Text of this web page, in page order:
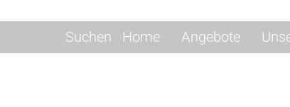
Suchen Home Angebote